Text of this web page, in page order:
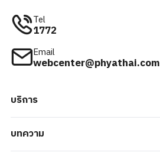
Tel
1772
Email
webcenter@phyathai.com
บริการ
บทความ